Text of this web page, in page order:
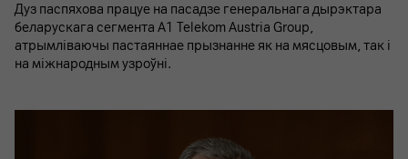
Дуз паспяхова працуе на пасадзе генеральнага дырэктара
беларускага сегмента A1 Telekom Austria Group,
атрымліваючы пастаяннае прызнанне як на мясцовым, так і
на міжнародным узроўні.